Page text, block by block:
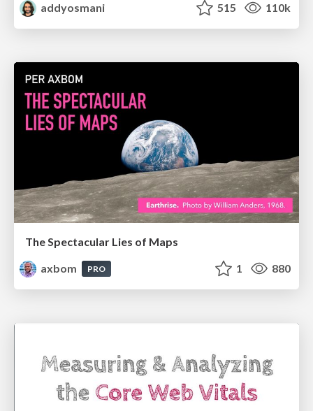
addyosmani 515 110k
The Spectacular Lies of Maps
axbom
PRO 1 880